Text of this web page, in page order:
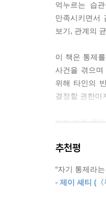
내가 건강한
주는 신호다.
--- p.90
선을 넘는 건
명한 한계선이
--- p.99~100
감정을 차단하
선택이기 때
억누르는 습
만족시키면서
보기, 관계의
이 책은 통제
사건을 겪으며
위해 타인의
결정할 권한마
저자 또한 통
제안한다. 통
“억지로 지탱
추천평
“자기 통제라
- 제이 셰티 (